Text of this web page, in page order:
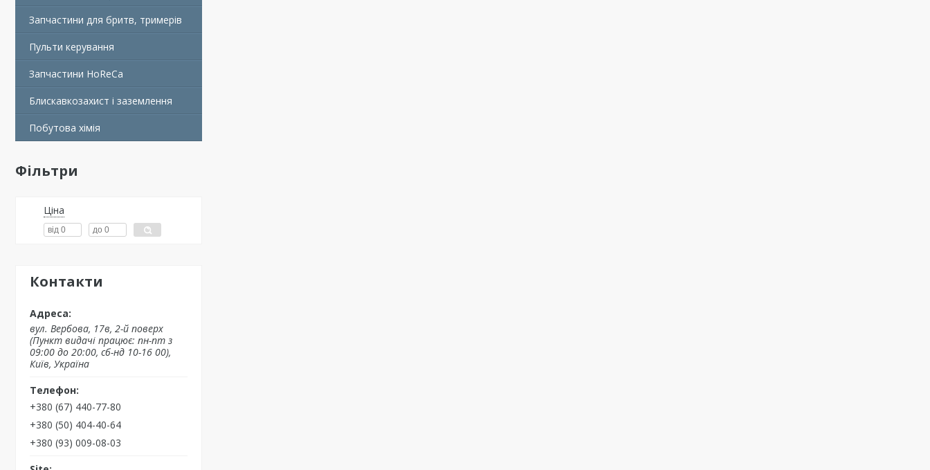
Запчастини для бритв, тримерів
Пульти керування
Запчастини HoReCa
Блискавкозахист і заземлення
Побутова хімія
Фільтри
Ціна
Контакти
вул. Вербова, 17в, 2-й поверх
(Пункт видачі працює: пн-пт з
09:00 до 20:00, сб-нд 10-16 00),
Київ, Україна
+380 (67) 440-77-80
+380 (50) 404-40-64
+380 (93) 009-08-03